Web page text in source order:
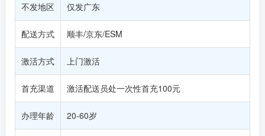
不发地区 仅发广东
配送方式 顺丰/京东/ESM
激活方式 上门激活
首充渠道 激活配送员处一次性首充100元
办理年龄 20-60岁